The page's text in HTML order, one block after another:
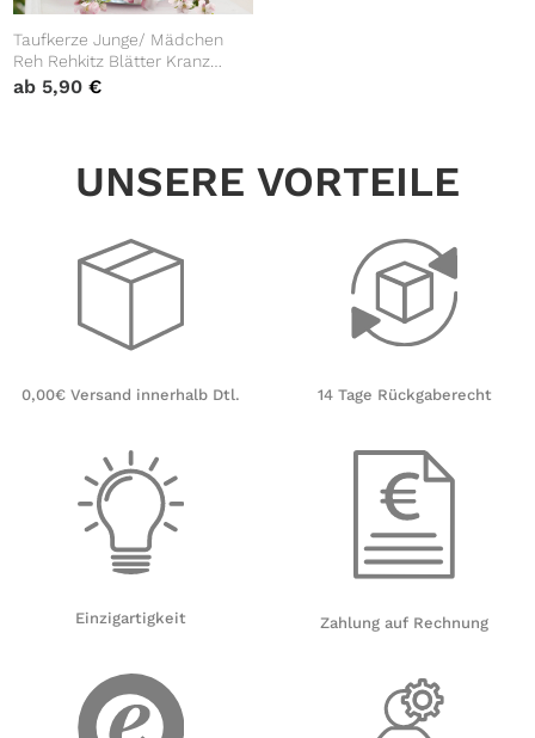
Taufkerze Junge/ Mädchen
Reh Rehkitz Blätter Kranz
bedruckt mit Namen, Datum
ab 5,90€
UNSERE VORTEILE
0,00€ Versand innerhalb Dtl.
Einzigartigkeit
14 Tage Rückgaberecht
Zahlung auf Rechnung